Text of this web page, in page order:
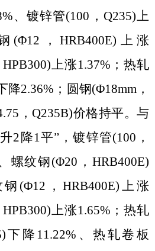
、镀锌管(100，Q235)上
(Φ12，HRB400E)上涨
上涨1.37%；热轧
降2.36%；圆钢(Φ18mm，
，Q235B)价格持平。 与
2降1平”，镀锌管(100，
螺纹钢(Φ20，HRB400E)
(Φ12，HRB400E)上涨
上涨1.65%；热轧
下降11.22%、热轧卷板